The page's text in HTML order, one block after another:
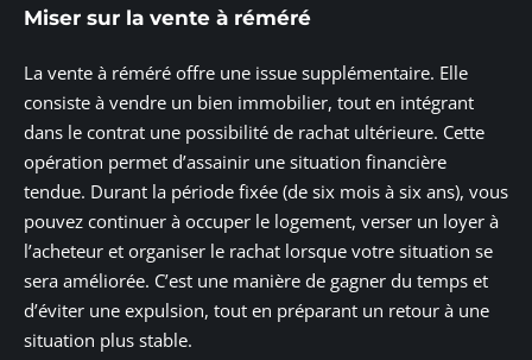
Miser sur la vente à réméré
La vente à réméré offre une issue supplémentaire. Elle
consiste à vendre un bien immobilier, tout en intégrant
dans le contrat une possibilité de rachat ultérieure. Cette
opération permet d’assainir une situation financière
tendue. Durant la période fixée (de six mois à six ans), vous
pouvez continuer à occuper le logement, verser un loyer à
l’acheteur et organiser le rachat lorsque votre situation se
sera améliorée. C’est une manière de gagner du temps et
d’éviter une expulsion, tout en préparant un retour à une
situation plus stable.